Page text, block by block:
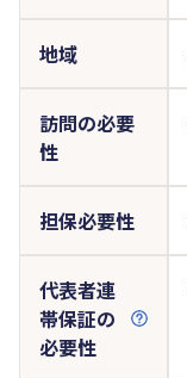
地域
訪問の必要
性
担保必要性
代表者連
帯保証の
必要性